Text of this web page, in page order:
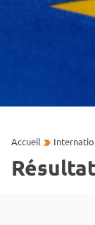
Accueil